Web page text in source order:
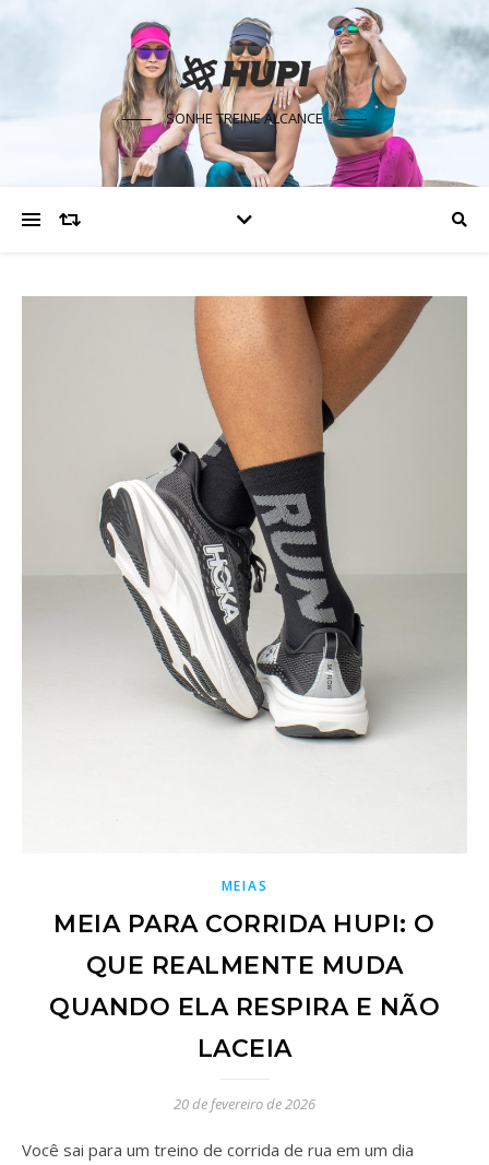
SONHE TREINE ALCANCE
MEIAS
MEIA PARA CORRIDA HUPI: O
QUE REALMENTE MUDA
QUANDO ELA RESPIRA E NÃO
LACEIA
20 de fevereiro de 2026
Você sai para um treino de corrida de rua em um dia